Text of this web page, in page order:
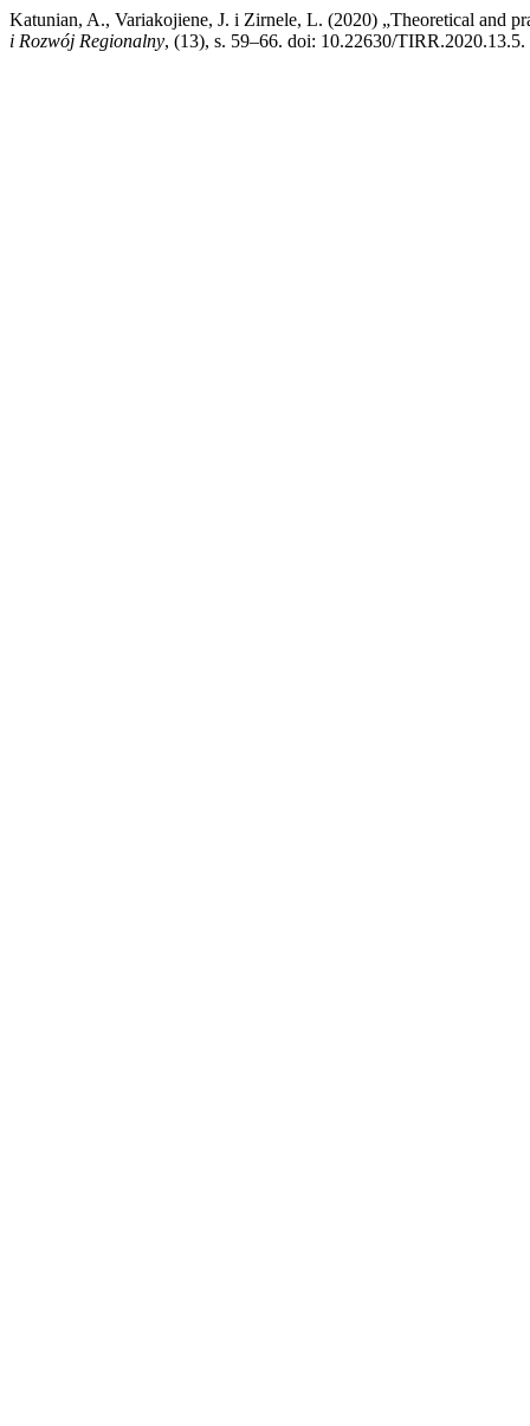
Katunian, A., Variakojiene, J. i Zirnele, L. (2020) „Theoretical and
i Rozwój Regionalny, (13), s. 59–66. doi: 10.22630/TIRR.2020.13.5.